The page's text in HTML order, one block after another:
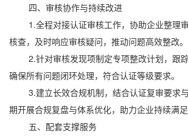
四、审核协作与持续改进
1.全程对接认证审核工作，协助企业整理
核查，及时响应审核疑问，推动问题高效整改。
2.针对审核发现项制定专项整改计划，跟踪
确保所有问题闭环处理，符合认证等级要求。
3.建立长效合规机制，结合认证复审要求与
期开展合规复盘与体系优化，助力企业持续满
五、配套支撑服务